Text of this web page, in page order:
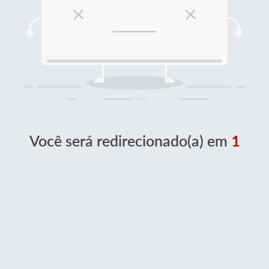
Você será redirecionado(a) em 1